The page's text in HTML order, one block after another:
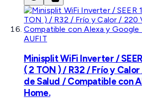
AUFIT
Minisplit WiFi Inverter /
( 2 TON ) / R32 / Frío y
de Salud / Compatible con
Home.